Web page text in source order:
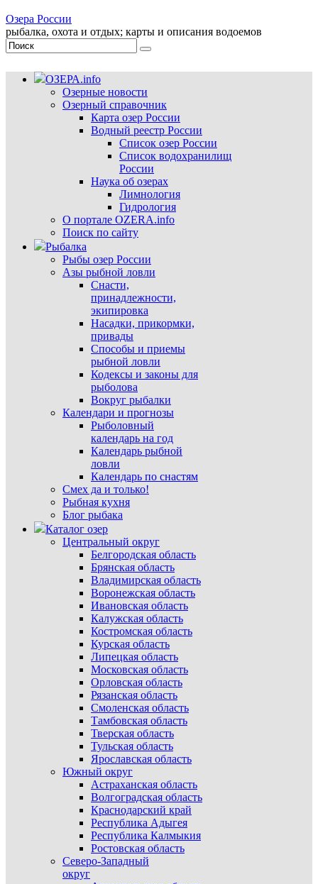
Озера России
рыбалка, охота и отдых; карты и описания водоемов
ОЗЕРА.info
Озерные новости
Озерный справочник
Карта озер России
Водный реестр России
Список озер России
Список водохранилищ
России
Наука об озерах
Лимнология
Гидрология
О портале OZERA.info
Поиск по сайту
Рыбалка
Рыбы озер России
Азы рыбной ловли
Снасти,
принадлежности,
экипировка
Насадки, прикормки,
привады
Способы и приемы
рыбной ловли
Кодексы и законы для
рыболова
Вокруг рыбалки
Календари и прогнозы
Рыболовный
календарь на год
Календарь рыбной
ловли
Календарь по снастям
Смех да и только!
Рыбная кухня
Блог рыбака
Каталог озер
Центральный округ
Белгородская область
Брянская область
Владимирская область
Воронежская область
Ивановская область
Калужская область
Костромская область
Курская область
Липецкая область
Московская область
Орловская область
Рязанская область
Смоленская область
Тамбовская область
Тверская область
Тульская область
Ярославская область
Южный округ
Астраханская область
Волгоградская область
Краснодарский край
Республика Адыгея
Республика Калмыкия
Ростовская область
Северо-Западный
округ